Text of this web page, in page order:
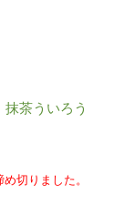
茶ういろう
切りました。